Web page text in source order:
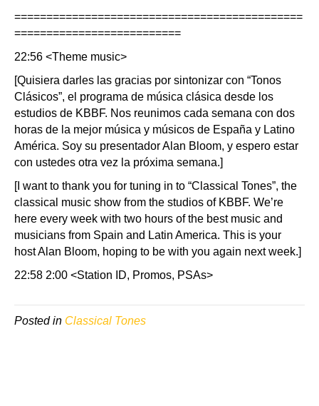
=============================================
==========================
22:56 <Theme music>
[Quisiera darles las gracias por sintonizar con “Tonos
Clásicos”, el programa de música clásica desde los
estudios de KBBF. Nos reunimos cada semana con dos
horas de la mejor música y músicos de España y Latino
América. Soy su presentador Alan Bloom, y espero estar
con ustedes otra vez la próxima semana.]
[I want to thank you for tuning in to “Classical Tones”, the
classical music show from the studios of KBBF. We’re
here every week with two hours of the best music and
musicians from Spain and Latin America. This is your
host Alan Bloom, hoping to be with you again next week.]
22:58 2:00 <Station ID, Promos, PSAs>
Posted in Classical Tones